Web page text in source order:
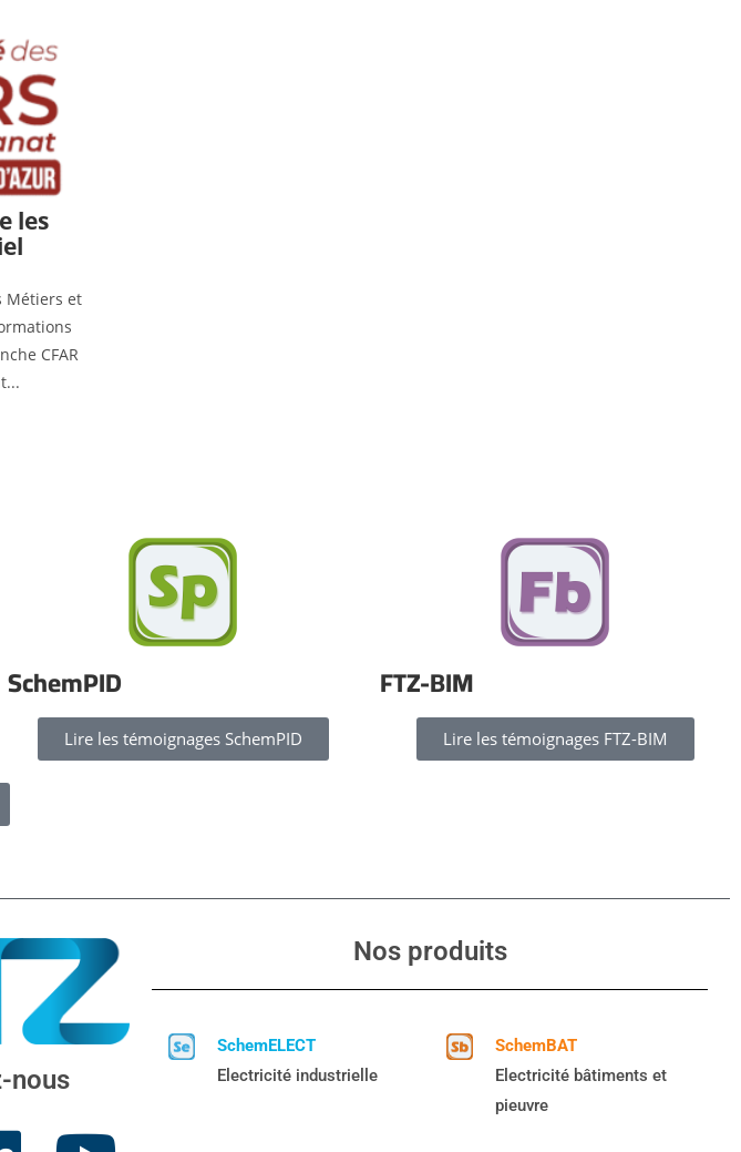
les
Métiers et
CFAR
SchemPID
Lire les témoignages SchemPID
FTZ-BIM
Lire les témoignages FTZ-BIM
nous
Nos produits
SchemELECT
Electricité industrielle
SchemBAT
Electricité bâtiments et
pieuvre